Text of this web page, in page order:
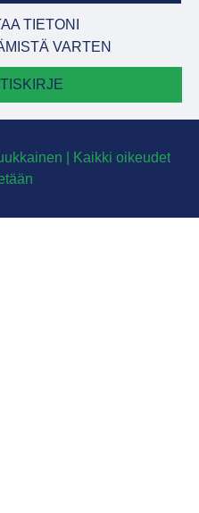
TIETONI
VARTEN
| Kaikki oikeudet